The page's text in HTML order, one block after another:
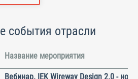
события отрасли
Название мероприятия
Вебинар. IEK Wireway Design 2.0 -